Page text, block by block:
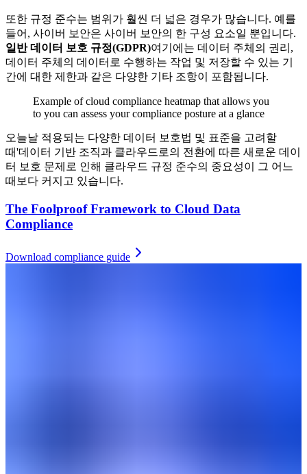
또한 규정 준수는 범위가 훨씬 더 넓은 경우가 많습니다. 예를
들어, 사이버 보안은 사이버 보안의 한 구성 요소일 뿐입니다.
일반 데이터 보호 규정(GDPR)여기에는 데이터 주체의 권리,
데이터 주체의 데이터로 수행하는 작업 및 저장할 수 있는 기
간에 대한 제한과 같은 다양한 기타 조항이 포함됩니다.
Example of cloud compliance heatmap that allows you
to you can assess your compliance posture at a glance
오늘날 적용되는 다양한 데이터 보호법 및 표준을 고려할
때'데이터 기반 조직과 클라우드로의 전환에 따른 새로운 데이
터 보호 문제로 인해 클라우드 규정 준수의 중요성이 그 어느
때보다 커지고 있습니다.
The Foolproof Framework to Cloud Data
Compliance
Download compliance guide